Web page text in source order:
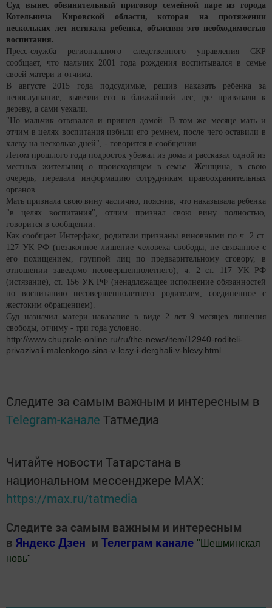
Суд вынес обвинительный приговор семейной паре из города
Котельнича Кировской области, которая на протяжении
нескольких лет истязала ребенка, объясняя это необходимостью
воспитания.
Пресс-служба регионального следственного управления СКР
сообщает, что мальчик 2001 года рождения воспитывался в семье
своей матери и отчима.
В августе 2015 года подсудимые, решив наказать ребенка за
непослушание, вывезли его в ближайший лес, где привязали к
дереву, а сами уехали.
"Но мальчик отвязался и пришел домой. В том же месяце мать и
отчим в целях воспитания избили его ремнем, после чего оставили в
хлеву на несколько дней", - говорится в сообщении.
Летом прошлого года подросток убежал из дома и рассказал одной из
местных жительниц о происходящем в семье. Женщина, в свою
очередь, передала информацию сотрудникам правоохранительных
органов.
Мать признала свою вину частично, пояснив, что наказывала ребенка
"в целях воспитания", отчим признал свою вину полностью,
говорится в сообщении.
Как сообщает Интерфакс, родители признаны виновными по ч. 2 ст.
127 УК РФ (незаконное лишение человека свободы, не связанное с
его похищением, группой лиц по предварительному сговору, в
отношении заведомо несовершеннолетнего), ч. 2 ст. 117 УК РФ
(истязание), ст. 156 УК РФ (ненадлежащее исполнение обязанностей
по воспитанию несовершеннолетнего родителем, соединенное с
жестоким обращением).
Суд назначил матери наказание в виде 2 лет 9 месяцев лишения
свободы, отчиму - три года условно.
http://www.chuprale-online.ru/ru/the-news/item/12940-roditeli-
privazivali-malenkogo-sina-v-lesy-i-derghali-v-hlevy.html
Следите за самым важным и интересным в
Telegram-канале Татмедиа
Читайте новости Татарстана в
национальном мессенджере MАХ:
https://max.ru/tatmedia
Следите за самым важным и интересным
в Яндекс Дзен и Телеграм канале " Шешминская
новь"